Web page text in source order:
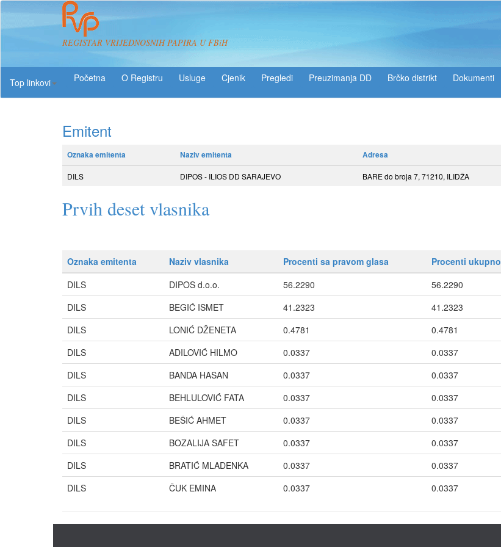
REGISTAR VRIJEDNOSNIH PAPIRA U FBiH
Top linkovi
O Registru Usluge Pregledi Preuzimanja DD Brčko distrikt Dokumenti
Emitent
Oznaka emitenta Naziv emitenta Adresa
DILS DIPOS - ILIOS DD SARAJEVO BARE do broja 7, 71210, ILIDŽA
Prvih deset vlasnika
Oznaka emitenta Naziv vlasnika Procenti sa pravom glasa Procenti ukupno
DILS
DIPOS d.o.o. 56.2290 56.2290
DILS
BEGIĆ ISMET 41.2323 41.2323
DILS
LONIĆ DŽENETA 0.4781 0.4781
DILS
ADILOVIĆ HILMO 0.0337 0.0337
DILS
BANDA HASAN 0.0337 0.0337
DILS
BEHLULOVIĆ FATA 0.0337 0.0337
DILS
BEŠIĆ AHMET 0.0337 0.0337
DILS
BOZALIJA SAFET 0.0337 0.0337
DILS
BRATIĆ MLADENKA 0.0337 0.0337
DILS
ČUK EMINA 0.0337 0.0337